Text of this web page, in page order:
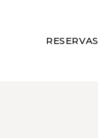
RESERVAS